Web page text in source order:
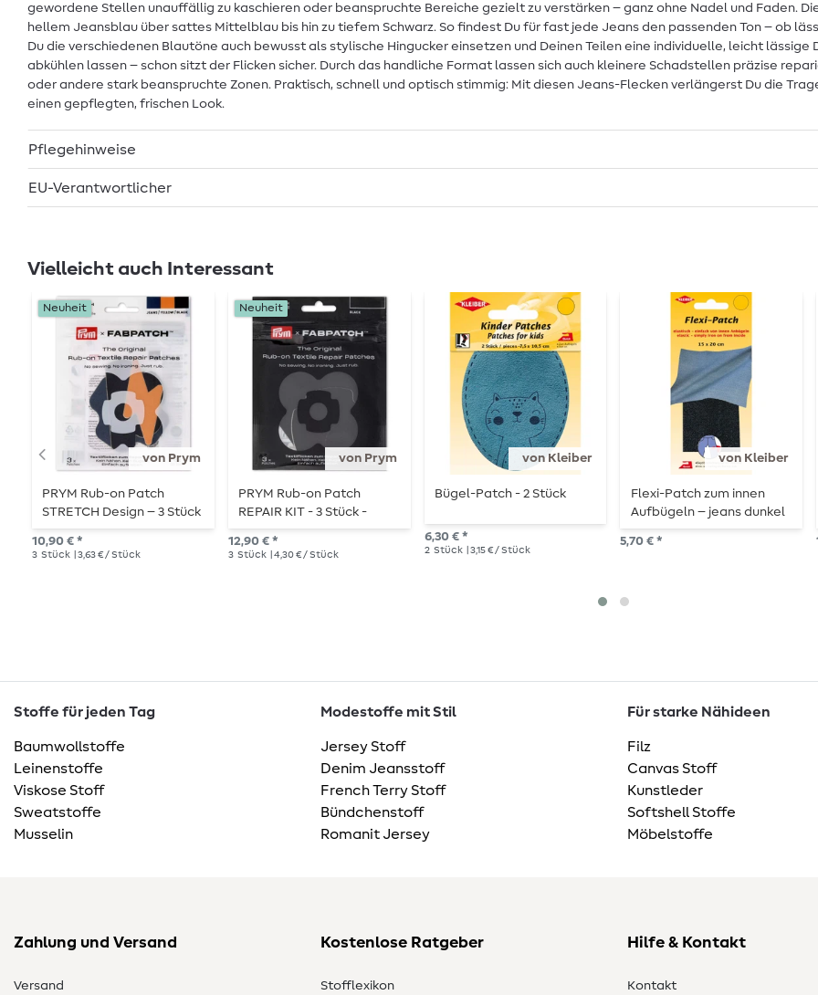
gewordene Stellen unauffällig zu kaschieren oder beanspruchte Bereiche gezielt zu verstärken – ganz ohne Nadel und Faden.
hellem Jeansblau über sattes Mittelblau bis hin zu tiefem Schwarz. So findest Du für fast jede Jeans den passenden Ton – ob
Du die verschiedenen Blautöne auch bewusst als stylische Hingucker einsetzen und Deinen Teilen eine individuelle, leicht
abkühlen lassen – schon sitzt der Flicken sicher. Durch das handliche Format lassen sich auch kleinere Schadstellen präzise
oder andere stark beanspruchte Zonen. Praktisch, schnell und optisch stimmig: Mit diesen Jeans-Flecken verlängerst Du die
einen gepflegten, frischen Look.
Pflegehinweise
EU-Verantwortlicher
Vielleicht auch Interessant
von Prym
Neuheit
PRYM Rub-on Patch
STRETCH Design – 3 Stück
– Wolke/Blitz
10,90 € *
3 Stück | 3,63 € / Stück
von Prym
Neuheit
PRYM Rub-on Patch
REPAIR KIT - 3 Stück -
schwarz
12,90 € *
3 Stück | 4,30 € / Stück
von Kleiber
Bügel-Patch - 2 Stück
6,30 € *
2 Stück | 3,15 € / Stück
von Kleiber
Flexi-Patch zum innen
Aufbügeln – jeans dunkel
5,70 € *
Stoffe für jeden Tag
Baumwollstoffe
Leinenstoffe
Viskose Stoff
Sweatstoffe
Musselin
Modestoffe mit Stil
Jersey Stoff
Denim Jeansstoff
French Terry Stoff
Bündchenstoff
Romanit Jersey
Für starke Nähideen
Filz
Canvas Stoff
Kunstleder
Softshell Stoffe
Möbelstoffe
Zahlung und Versand
Versand
Kostenlose Ratgeber
Stofflexikon
Hilfe & Kontakt
Kontakt